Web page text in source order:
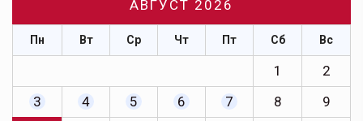
АВГУСТ 2026
Пн Вт Ср Чт Пт Сб Вс
1
2
3
4 5 6 7 8
9